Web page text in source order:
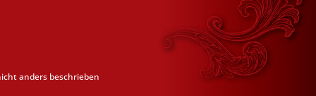
anders beschrieben